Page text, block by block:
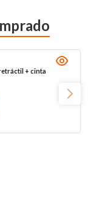
+ cinta